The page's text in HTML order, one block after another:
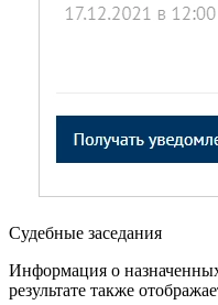
Судебные заседания
Информация о
результате также